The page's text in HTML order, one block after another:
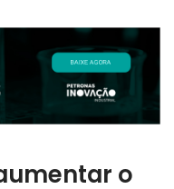
o